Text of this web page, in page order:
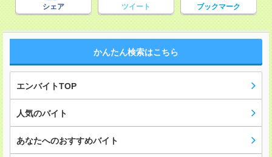
シェア ツイート ブックマーク
かんたん検索はこちら
エンバイトTOP
人気のバイト
あなたへのおすすめバイト